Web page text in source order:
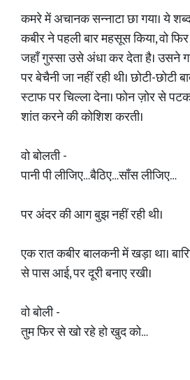
कमरे में अचानक सन्नाटा छा गया। ये
कबीर ने पहली बार महसूस किया, वो
जहाँ गुस्सा उसे अंधा कर देता है। उसने
पर बेचैनी जा नहीं रही थी। छोटी-छोटी
स्टाफ पर चिल्ला देना। फोन ज़ोर से
शांत करने की कोशिश करती।
वो बोलती -
पानी पी लीजिए…बैठिए…साँस लीजिए…
पर अंदर की आग बुझ नहीं रही थी।
एक रात कबीर बालकनी में खड़ा था।
से पास आई, पर दूरी बनाए रखी।
वो बोली -
तुम फिर से खो रहे हो खुद को…